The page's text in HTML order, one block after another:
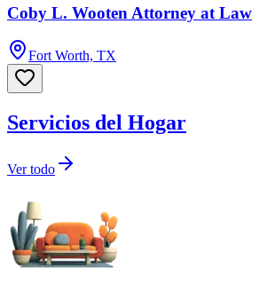
Coby L. Wooten Attorney at Law
Fort Worth, TX
Servicios del Hogar
Ver todo